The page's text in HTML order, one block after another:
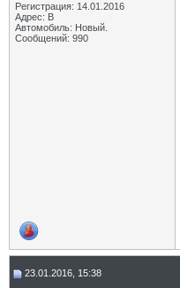
Регистрация: 14.01.2016
Адрес: В
Автомобиль: Новый.
Сообщений: 990
23.01.2016, 15:38